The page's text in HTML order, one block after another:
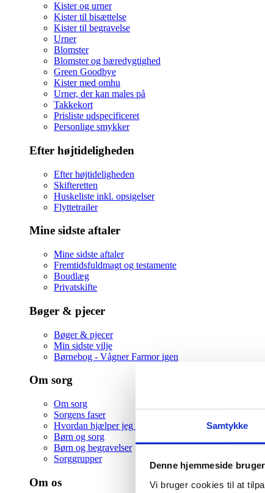
Samtykke
Denne hjemmeside
Vi bruger cookies til at
Kister og urner
Kister til bisættelse
Kister til begravelse
Urner
Blomster
Blomster og bæredygtighed
Green Goodbye
Kister med omhu
Urner, der kan males på
Takkekort
Prisliste udspecificeret
Personlige smykker
Efter højtideligheden
Efter højtideligheden
Skifteretten
Huskeliste inkl. opsigelser
Flyttetrailer
Mine sidste aftaler
Mine sidste aftaler
Fremtidsfuldmagt og testamente
Boudlæg
Privatskifte
Bøger & pjecer
Bøger & pjecer
Min sidste vilje
Børnebog - Vågner Farmor igen
Om sorg
Om sorg
Sorgens faser
Hvordan hjælper jeg en ven i sorg
Børn og sorg
Børn og begravelser
Sorggrupper
Om os